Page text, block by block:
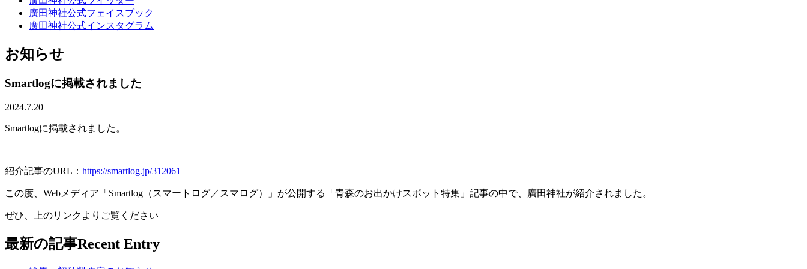
廣田神社公式フェイスブック
廣田神社公式インスタグラム
お知らせ
Smartlogに掲載されました
2024.7.20
Smartlogに掲載されました。
紹介記事のURL： https://smartlog.jp/312061
この度、Webメディア「Smartlog（スマートログ／スマログ）」が公開する「青森のお出かけスポット特集」記事の中で、廣田神社が紹介されました。
ぜひ、上のリンクよりご覧ください
最新の記事Recent Entry